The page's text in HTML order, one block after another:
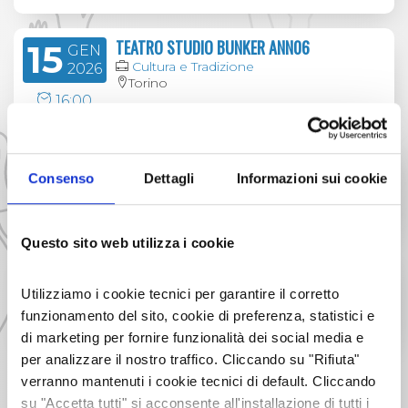
Consenso Dettagli Informazioni sui cookie
Questo sito web utilizza i cookie
Utilizziamo i cookie tecnici per garantire il corretto
funzionamento del sito, cookie di preferenza, statistici e
di marketing per fornire funzionalità dei social media e
per analizzare il nostro traffico. Cliccando su "Rifiuta"
verranno mantenuti i cookie tecnici di default. Cliccando
su "Accetta tutti" si acconsente all'installazione di tutti i
accompagnato dal trio del pianista Roberto
Tarenzi, con Dario Deidda al basso e Roberto
Pistolesi alla batteria.
Fulvio Albano, direttore artistico
IL DIRETTORE ARTISTICO DEL DLJF FULVIO ALBANO
15 GEN
2026
16:00
TEATRO STUDIO BUNKER ANN06
Cultura e Tradizione
Torino
23 2026
16:00
CELEBRAZIONI PER I 1300 ANNI
DELL'ABBAZIA DI NOVALESA
20 2026
00:00
Cultura e Tradizione
Torino
TUTTI GLI EVENTI